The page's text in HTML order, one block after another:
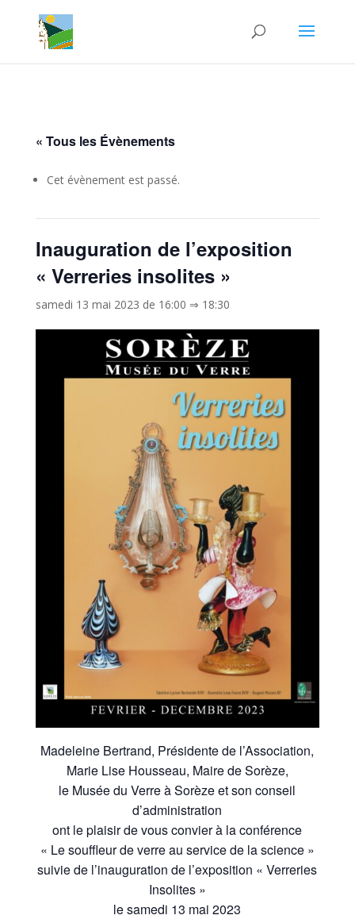
« Tous les Évènements
Cet évènement est passé.
Inauguration de l’exposition
« Verreries insolites »
samedi 13 mai 2023 de 16:00 ⇒ 18:30
Madeleine Bertrand, Présidente de l’Association,
Marie Lise Housseau, Maire de Sorèze,
le Musée du Verre à Sorèze et son conseil
d’administration
ont le plaisir de vous convier à la conférence
« Le souffleur de verre au service de la science »
suivie de l’inauguration de l’exposition « Verreries
Insolites »
le samedi 13 mai 2023